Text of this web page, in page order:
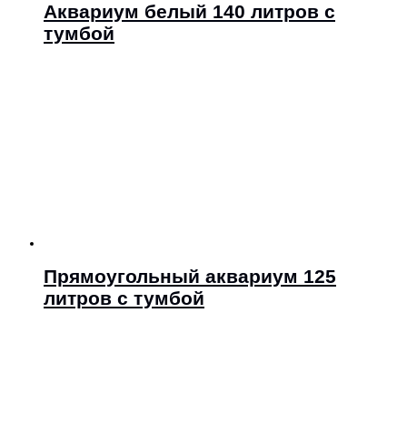
Аквариум белый 140 литров с
тумбой
Прямоугольный аквариум 125
литров с тумбой